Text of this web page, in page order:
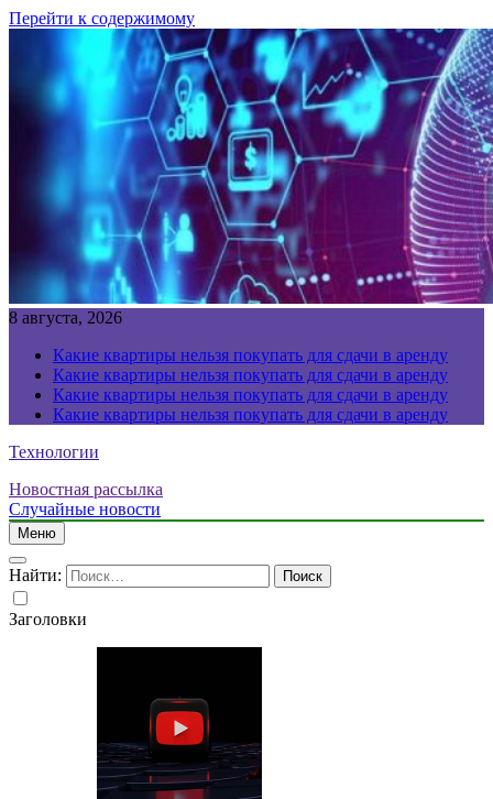
Перейти к содержимому
8 августа, 2026
Какие квартиры нельзя покупать для сдачи в аренду
Какие квартиры нельзя покупать для сдачи в аренду
Какие квартиры нельзя покупать для сдачи в аренду
Какие квартиры нельзя покупать для сдачи в аренду
Технологии
Новостная рассылка
Случайные новости
Меню
Найти:
Заголовки